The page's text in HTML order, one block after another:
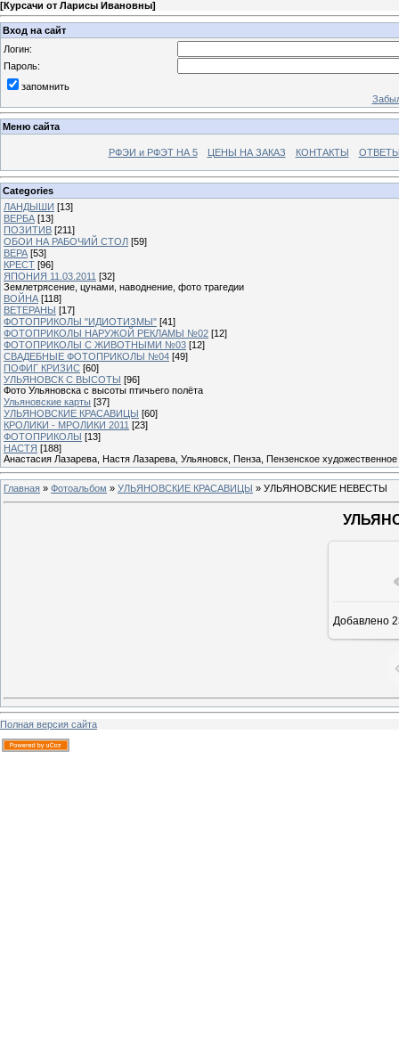
[Курсачи от Ларисы Ивановны]
Вход на сайт
Логин:
Пароль:
запомнить
Меню сайта
РФЭИ и РФЭТ НА 5 ЦЕНЫ НА ЗАКАЗ КОНТАКТЫ
Categories
ЛАНДЫШИ [13]
ВЕРБА [13]
ПОЗИТИВ [211]
ОБОИ НА РАБОЧИЙ СТОЛ [59]
ВЕРА [53]
КРЕСТ [96]
ЯПОНИЯ 11.03.2011 [32]
Землетрясение, цунами, наводнение, фото трагедии
ВОЙНА [118]
ВЕТЕРАНЫ [17]
ФОТОПРИКОЛЫ "ИДИОТИЗМЫ" [41]
ФОТОПРИКОЛЫ НАРУЖОЙ РЕКЛАМЫ №02 [12]
ФОТОПРИКОЛЫ С ЖИВОТНЫМИ №03 [12]
СВАДЕБНЫЕ ФОТОПРИКОЛЫ №04 [49]
ПОФИГ КРИЗИС [60]
УЛЬЯНОВСК С ВЫСОТЫ [96]
Фото Ульяновска с высоты птичьего полёта
Ульяновские карты [37]
УЛЬЯНОВСКИЕ КРАСАВИЦЫ [60]
КРОЛИКИ - МРОЛИКИ 2011 [23]
ФОТОПРИКОЛЫ [13]
НАСТЯ [188]
Анастасия Лазарева, Настя Лазарева, Ульяновск, Пенза, Пензенское
Главная » Фотоальбом » УЛЬЯНОВСКИЕ КРАСАВИЦЫ » УЛЬЯНОВСКИЕ НЕВЕСТЫ
В
Добавлено
Полная версия сайта